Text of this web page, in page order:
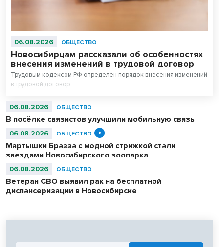
06.08.2026 ОБЩЕСТВО
Новосибирцам рассказали об особенностях
внесения изменений в трудовой договор
Трудовым кодексом РФ определен порядок внесения изменений
в трудовой договор.
06.08.2026 ОБЩЕСТВО
В посёлке связистов улучшили мобильную связь
06.08.2026 ОБЩЕСТВО
Мартышки Бразза с модной стрижкой стали
звездами Новосибирского зоопарка
06.08.2026 ОБЩЕСТВО
Ветеран СВО выявил рак на бесплатной
диспансеризации в Новосибирске